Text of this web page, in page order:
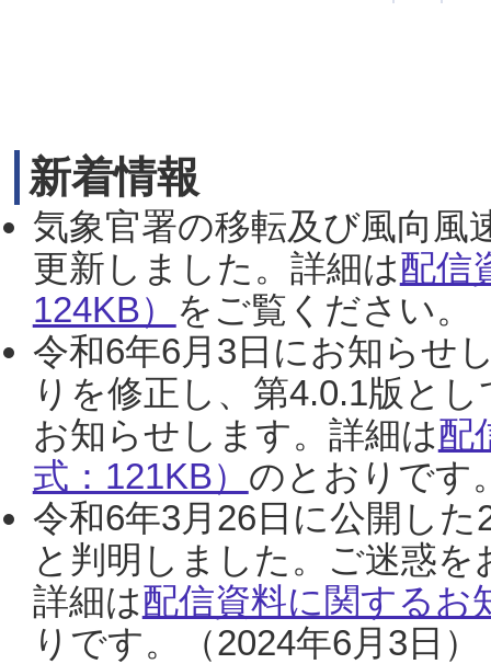
新着情報
気象官署の移転及び風向風
更新しました。詳細は配信
124KB） をご覧ください。
令和6年6月3日にお知らせ
りを修正し、第4.0.1版と
お知らせします。詳細は配
式：121KB） のとおりです
令和6年3月26日に公開し
と判明しました。ご迷惑
詳細は配信資料に関するお
りです。（2024年6月3日）